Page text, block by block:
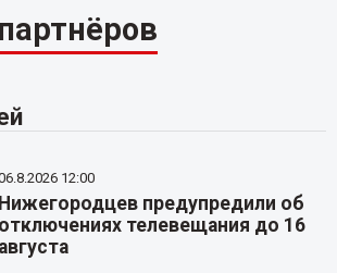
12:00
предупредили об
отключениях телевещания до 16
августа